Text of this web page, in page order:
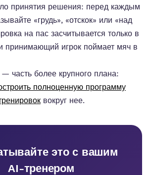
принятия решения: перед каждым
«грудь», «отскок» или «над
на пас засчитывается только в
принимающий игрок поймает мяч в
часть более крупного плана:
полноценную программу
вокруг нее.
это с вашим
AI-тренером